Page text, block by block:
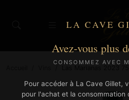
LA CAVE
Avez-vous plus
CONSOMMEZ AVEC
Pour accéder à La Cave Gillet,
pour l'achat et la consommation